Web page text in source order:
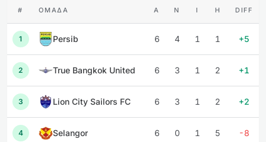
# ΟΜΆΔΑ Α Ν Ι Η DIFF
1 Persib 6 4 1 1 +5
2 True Bangkok United 6 3 1 2 +1
3 Lion City Sailors FC 6 3 1 2 +2
4 Selangor 6 0 1 5 -8